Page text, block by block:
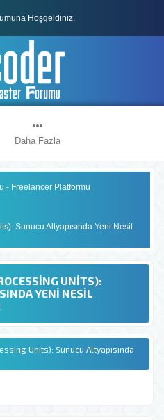
Hoşgeldiniz.
Daha Fazla
- Freelancer Platformu
Sunucu Altyapısında Yeni Nesil
UNITS):
YENI NESIL
Units): Sunucu Altyapısında